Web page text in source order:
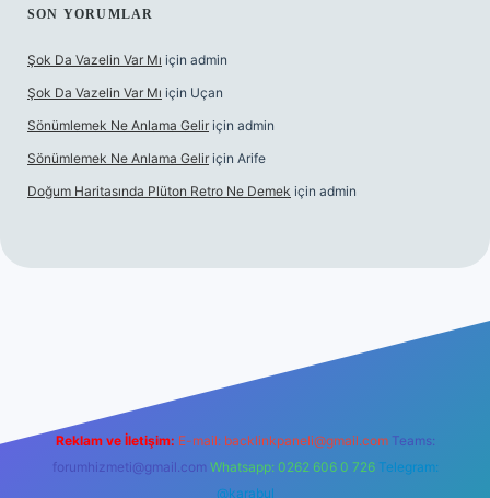
SON YORUMLAR
Şok Da Vazelin Var Mı için admin
Şok Da Vazelin Var Mı için Uçan
Sönümlemek Ne Anlama Gelir için admin
Sönümlemek Ne Anlama Gelir için Arife
Doğum Haritasında Plüton Retro Ne Demek için admin
Reklam ve İletişim: E-mail: backlinkpaneli@gmail.com Teams:
forumhizmeti@gmail.com Whatsapp: 0262 606 0 726 Telegram:
@karabul